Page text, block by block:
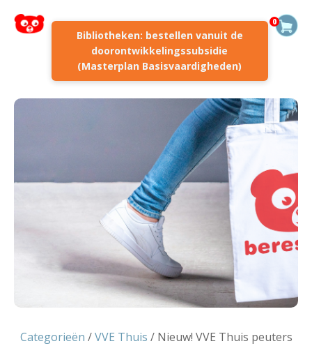
Bibliotheken: bestellen vanuit de
doorontwikkelingssubsidie
(Masterplan Basisvaardigheden)
0
Categorieën /VVE Thuis / Nieuw! VVE Thuis peuters